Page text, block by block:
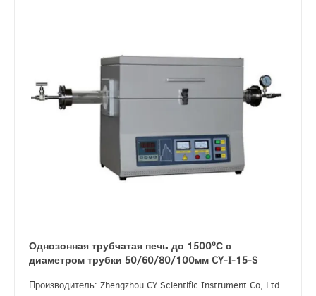
Однозонная трубчатая печь до 1500ºС с
диаметром трубки 50/60/80/100мм CY-I-15-S
Производитель: Zhengzhou CY Scientific Instrument Co, Ltd.